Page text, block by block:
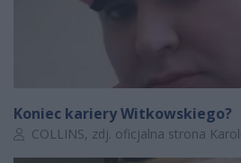
Koniec kariery Witkowskiego?
Autor artykułu:
COLLINS, zdj. oficjalna strona